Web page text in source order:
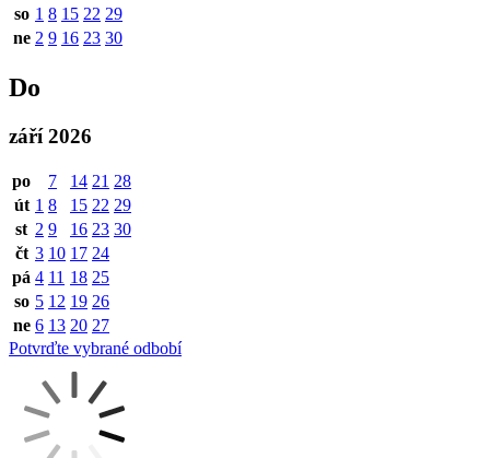
so 1 8 15 22 29
ne 2 9 16 23 30
Do
září 2026
po 7 14 21 28
út 1 8 15 22 29
st 2 9 16 23 30
čt 3 10 17 24
pá 4 11 18 25
so 5 12 19 26
ne 6 13 20 27
Potvrďte vybrané odbobí